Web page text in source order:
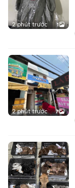
2 phút trước 1
2 phút trước 7